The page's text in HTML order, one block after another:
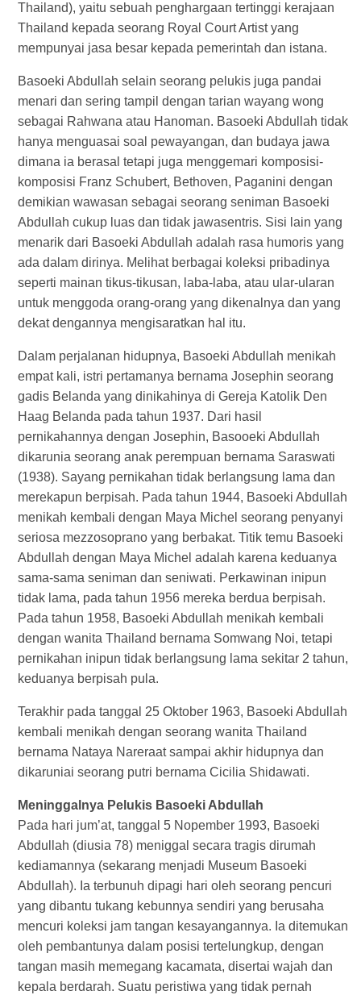
Thailand), yaitu sebuah penghargaan tertinggi kerajaan
Thailand kepada seorang Royal Court Artist yang
mempunyai jasa besar kepada pemerintah dan istana.
Basoeki Abdullah selain seorang pelukis juga pandai
menari dan sering tampil dengan tarian wayang wong
sebagai Rahwana atau Hanoman. Basoeki Abdullah tidak
hanya menguasai soal pewayangan, dan budaya jawa
dimana ia berasal tetapi juga menggemari komposisi-
komposisi Franz Schubert, Bethoven, Paganini dengan
demikian wawasan sebagai seorang seniman Basoeki
Abdullah cukup luas dan tidak jawasentris. Sisi lain yang
menarik dari Basoeki Abdullah adalah rasa humoris yang
ada dalam dirinya. Melihat berbagai koleksi pribadinya
seperti mainan tikus-tikusan, laba-laba, atau ular-ularan
untuk menggoda orang-orang yang dikenalnya dan yang
dekat dengannya mengisaratkan hal itu.
Dalam perjalanan hidupnya, Basoeki Abdullah menikah
empat kali, istri pertamanya bernama Josephin seorang
gadis Belanda yang dinikahinya di Gereja Katolik Den
Haag Belanda pada tahun 1937. Dari hasil
pernikahannya dengan Josephin, Basooeki Abdullah
dikarunia seorang anak perempuan bernama Saraswati
(1938). Sayang pernikahan tidak berlangsung lama dan
merekapun berpisah. Pada tahun 1944, Basoeki Abdullah
menikah kembali dengan Maya Michel seorang penyanyi
seriosa mezzosoprano yang berbakat. Titik temu Basoeki
Abdullah dengan Maya Michel adalah karena keduanya
sama-sama seniman dan seniwati. Perkawinan inipun
tidak lama, pada tahun 1956 mereka berdua berpisah.
Pada tahun 1958, Basoeki Abdullah menikah kembali
dengan wanita Thailand bernama Somwang Noi, tetapi
pernikahan inipun tidak berlangsung lama sekitar 2 tahun,
keduanya berpisah pula.
Terakhir pada tanggal 25 Oktober 1963, Basoeki Abdullah
kembali menikah dengan seorang wanita Thailand
bernama Nataya Nareraat sampai akhir hidupnya dan
dikaruniai seorang putri bernama Cicilia Shidawati.
Meninggalnya Pelukis Basoeki Abdullah
Pada hari jum’at, tanggal 5 Nopember 1993, Basoeki
Abdullah (diusia 78) meniggal secara tragis dirumah
kediamannya (sekarang menjadi Museum Basoeki
Abdullah). Ia terbunuh dipagi hari oleh seorang pencuri
yang dibantu tukang kebunnya sendiri yang berusaha
mencuri koleksi jam tangan kesayangannya. Ia ditemukan
oleh pembantunya dalam posisi tertelungkup, dengan
tangan masih memegang kacamata, disertai wajah dan
kepala berdarah. Suatu peristiwa yang tidak pernah